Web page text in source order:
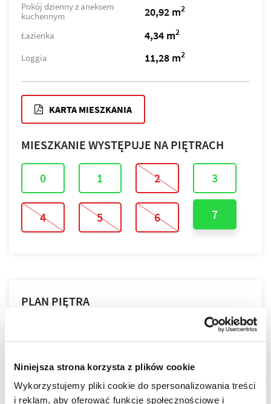
Niniejsza strona korzysta z plików cookie
Wykorzystujemy pliki cookie do spersonalizowania treści
i reklam, aby oferować funkcje społecznościowe i
Pokój dzienny z aneksem
kuchennym
20,92 m2
Łazienka 4,34 m2
Loggia 11,28 m2
KARTA MIESZKANIA
MIESZKANIE WYSTĘPUJE NA PIĘTRACH
0 1 2 3
4 5 6 7
PLAN PIĘTRA
PLAN MIESZKANIA